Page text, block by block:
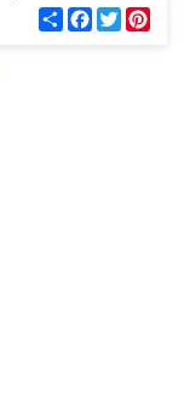
С
п
F
a
T
w